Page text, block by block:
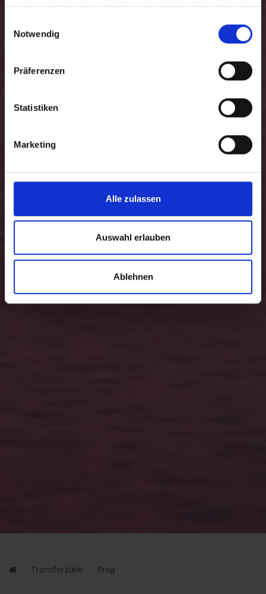
Notwendig
Präferenzen
Statistiken
Marketing
Alle zulassen
Auswahl erlauben
Ablehnen
Transferziele Prag